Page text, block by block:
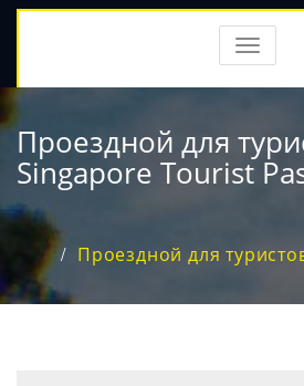
TOGGLE
Проездной для
Singapore Tourist
Проездной для